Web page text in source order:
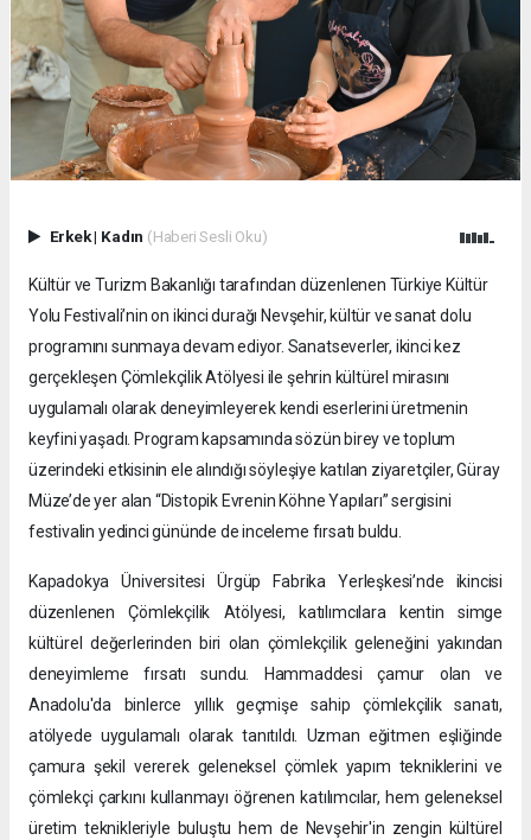
Erkek| Kadın (Haberi Sesli Oku)
Kültür ve Turizm Bakanlığı tarafından düzenlenen Türkiye Kültür
Yolu Festivali’nin on ikinci durağı Nevşehir, kültür ve sanat dolu
programını sunmaya devam ediyor. Sanatseverler, ikinci kez
gerçekleşen Çömlekçilik Atölyesi ile şehrin kültürel mirasını
uygulamalı olarak deneyimleyerek kendi eserlerini üretmenin
keyfini yaşadı. Program kapsamında sözün birey ve toplum
üzerindeki etkisinin ele alındığı söyleşiye katılan ziyaretçiler, Güray
Müze’de yer alan “Distopik Evrenin Köhne Yapıları” sergisini
festivalin yedinci gününde de inceleme fırsatı buldu.
Kapadokya Üniversitesi Ürgüp Fabrika Yerleşkesi’nde ikincisi
düzenlenen Çömlekçilik Atölyesi, katılımcılara kentin simge
kültürel değerlerinden biri olan çömlekçilik geleneğini yakından
deneyimleme fırsatı sundu. Hammaddesi çamur olan ve
Anadolu'da binlerce yıllık geçmişe sahip çömlekçilik sanatı,
atölyede uygulamalı olarak tanıtıldı. Uzman eğitmen eşliğinde
çamura şekil vererek geleneksel çömlek yapım tekniklerini ve
çömlekçi çarkını kullanmayı öğrenen katılımcılar, hem geleneksel
üretim teknikleriyle buluştu hem de Nevşehir'in zengin kültürel